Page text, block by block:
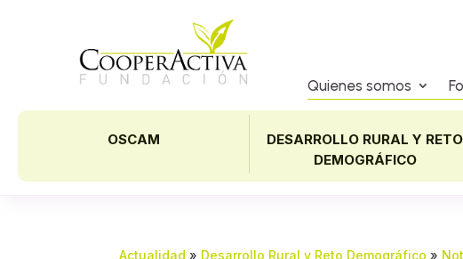
Quienes somos
OSCAM
DESARROLLO RURAL Y RETO
DEMOGRÁFICO
Actualidad » Desarrollo Rural y Reto Demográfico »